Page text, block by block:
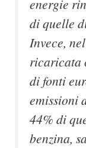
energie
di quelle
Invece,
ricaricata
di fonti
emissioni
44% di
benzina,